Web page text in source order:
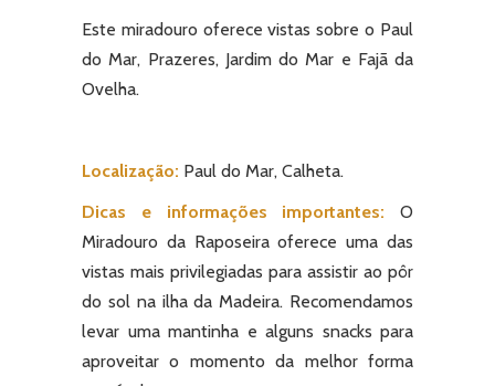
Este miradouro oferece vistas sobre o Paul
do Mar, Prazeres, Jardim do Mar e Fajã da
Ovelha.
Localização: Paul do Mar, Calheta.
Dicas e informações importantes: O
Miradouro da Raposeira oferece uma das
vistas mais privilegiadas para assistir ao pôr
do sol na ilha da Madeira. Recomendamos
levar uma mantinha e alguns snacks para
aproveitar o momento da melhor forma